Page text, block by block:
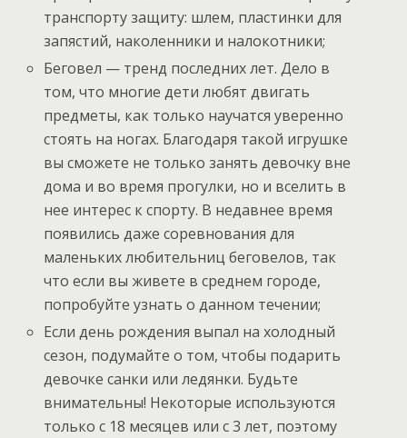
транспорту защиту: шлем, пластинки для
запястий, наколенники и налокотники;
Беговел — тренд последних лет. Дело в
том, что многие дети любят двигать
предметы, как только научатся уверенно
стоять на ногах. Благодаря такой игрушке
вы сможете не только занять девочку вне
дома и во время прогулки, но и вселить в
нее интерес к спорту. В недавнее время
появились даже соревнования для
маленьких любительниц беговелов, так
что если вы живете в среднем городе,
попробуйте узнать о данном течении;
Если день рождения выпал на холодный
сезон, подумайте о том, чтобы подарить
девочке санки или ледянки. Будьте
внимательны! Некоторые используются
только с 18 месяцев или с 3 лет, поэтому